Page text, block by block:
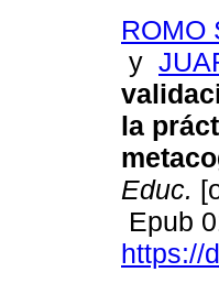
ROMO
y
la
Educ.
Epub
https://